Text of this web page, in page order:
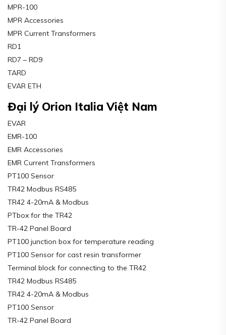
MPR-100
MPR Accessories
MPR Current Transformers
RD1
RD7 – RD9
TARD
EVAR ETH
Đại lý Orion Italia Việt Nam
EVAR
EMR-100
EMR Accessories
EMR Current Transformers
PT100 Sensor
TR42 Modbus RS485
TR42 4-20mA & Modbus
PTbox for the TR42
TR-42 Panel Board
PT100 junction box for temperature reading
PT100 Sensor for cast resin transformer
Terminal block for connecting to the TR42
TR42 Modbus RS485
TR42 4-20mA & Modbus
PT100 Sensor
TR-42 Panel Board